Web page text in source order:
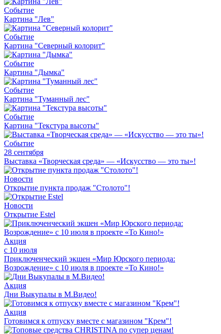
Событие
Картина "Лев"
Событие
Картина "Северный колорит"
Событие
Картина "Дымка"
Событие
Картина "Туманный лес"
Событие
Картина "Текстура высоты"
Событие
28 сентября
Выставка «Творческая среда» — «Искусство — это ты»!
Новости
Открытие пункта продаж "Столото"!
Новости
Открытие Estel
Акция
с 10 июля
Приключенческий экшен «Мир Юрского периода:
Возрождение» с 10 июля в проекте «То Кино!»
Акция
Дни Выкупалы в М.Видео!
Акция
Готовимся к отпуску вместе с магазином "Крем"!